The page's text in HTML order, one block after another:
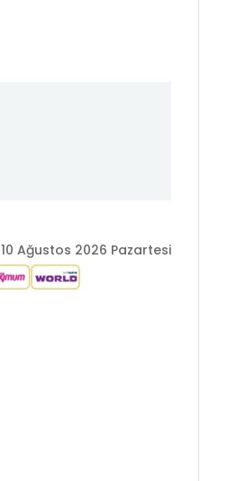
10 Ağustos 2026 Pazartesi